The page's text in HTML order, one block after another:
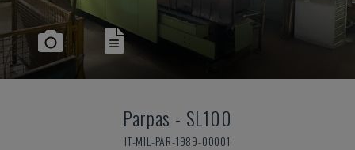
Parpas - SL100
IT-MIL-PAR-1989-00001